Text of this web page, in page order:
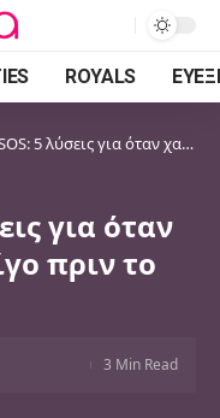
ROYALS
για όταν χαλάς το νύχι σου λίγο πριν το ραντεβού
για όταν
πριν το
3 Min Read